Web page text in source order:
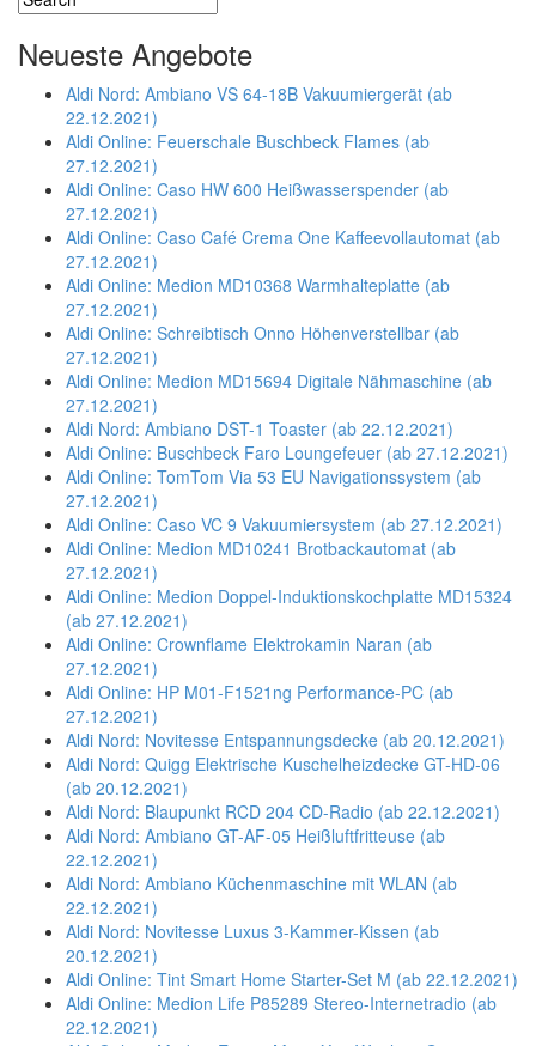
Neueste Angebote
Aldi Nord: Ambiano VS 64-18B Vakuumiergerät (ab
22.12.2021)
Aldi Online: Feuerschale Buschbeck Flames (ab
27.12.2021)
Aldi Online: Caso HW 600 Heißwasserspender (ab
27.12.2021)
Aldi Online: Caso Café Crema One Kaffeevollautomat (ab
27.12.2021)
Aldi Online: Medion MD10368 Warmhalteplatte (ab
27.12.2021)
Aldi Online: Schreibtisch Onno Höhenverstellbar (ab
27.12.2021)
Aldi Online: Medion MD15694 Digitale Nähmaschine (ab
27.12.2021)
Aldi Nord: Ambiano DST-1 Toaster (ab 22.12.2021)
Aldi Online: Buschbeck Faro Loungefeuer (ab 27.12.2021)
Aldi Online: TomTom Via 53 EU Navigationssystem (ab
27.12.2021)
Aldi Online: Caso VC 9 Vakuumiersystem (ab 27.12.2021)
Aldi Online: Medion MD10241 Brotbackautomat (ab
27.12.2021)
Aldi Online: Medion Doppel-Induktionskochplatte MD15324
(ab 27.12.2021)
Aldi Online: Crownflame Elektrokamin Naran (ab
27.12.2021)
Aldi Online: HP M01-F1521ng Performance-PC (ab
27.12.2021)
Aldi Nord: Novitesse Entspannungsdecke (ab 20.12.2021)
Aldi Nord: Quigg Elektrische Kuschelheizdecke GT-HD-06
(ab 20.12.2021)
Aldi Nord: Blaupunkt RCD 204 CD-Radio (ab 22.12.2021)
Aldi Nord: Ambiano GT-AF-05 Heißluftfritteuse (ab
22.12.2021)
Aldi Nord: Ambiano Küchenmaschine mit WLAN (ab
22.12.2021)
Aldi Nord: Novitesse Luxus 3-Kammer-Kissen (ab
20.12.2021)
Aldi Online: Tint Smart Home Starter-Set M (ab 22.12.2021)
Aldi Online: Medion Life P85289 Stereo-Internetradio (ab
22.12.2021)